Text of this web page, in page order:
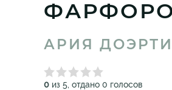
АРИЯ ДОЭРТИ
0 из 5, отдано 0 голосов